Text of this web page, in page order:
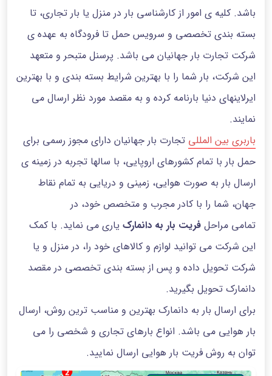
باشد. کلیه ی امور از کارشناسی بار در منزل یا بار تجاری، تا
بسته بندی تخصصی و سرویس حمل تا فرودگاه به عهده ی
شرکت تجارت بار جهانیان می باشد. پرسنل متبحر و متعهد
این شرکت، بار شما را با بهترین شرایط بسته بندی و با بهترین
ایرلاینهای دنیا بارنامه کرده و به مقصد مورد نظر ارسال می
نمایند.
باربری بین المللی تجارت بار جهانیان دارای مجوز رسمی برای
حمل بار با تمام کشورهای اروپایی، با سالها تجربه در زمینه ی
ارسال بار به صورت هوایی، زمینی و دریایی به تمام نقاط
جهان، شما را با کادر مجرب و متخصص خود، در
تمامی مراحل فریت بار به دانمارک یاری می نماید. با کمک
این شرکت می توانید لوازم و کالاهای خود را، در منزل و یا
شرکت تحویل داده و پس از بسته بندی تخصصی در مقصد
دانمارک تحویل بگیرید.
برای ارسال بار به دانمارک بهترین و مناسب ترین روش، ارسال
بار هوایی می باشد. انواع بارهای تجاری و شخصی را می
توان به روش فریت بار هوایی ارسال نمایید.